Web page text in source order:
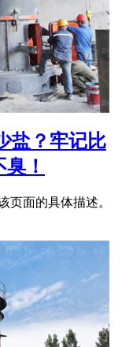
盐？牢记比
！
页面的具体描述。